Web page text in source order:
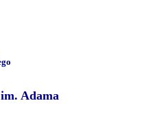
Adama